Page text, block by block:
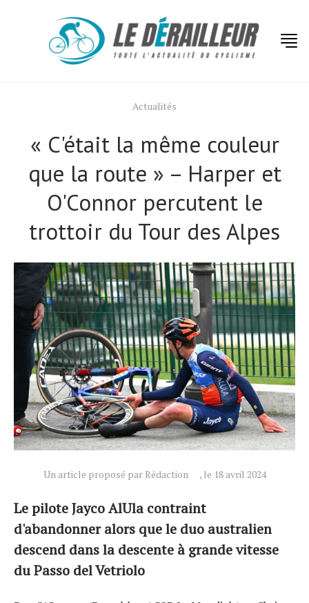
Actualités
« C'était la même couleur
que la route » – Harper et
O'Connor percutent le
trottoir du Tour des Alpes
Un article proposé par Rédaction , le 18 avril 2024
Le pilote Jayco AlUla contraint
d'abandonner alors que le duo australien
descend dans la descente à grande vitesse
du Passo del Vetriolo
Actualités
Technologies
Tests de produits